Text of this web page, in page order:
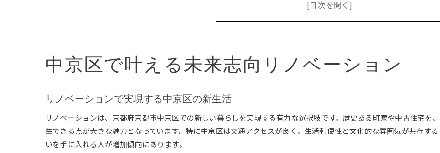
リノベーション会社選びで暮らしが変わる理由
町家リノベーションが生む新しい暮らし方
歴史×リノベーションで叶える心地よい空間
町家リノベーション物件の魅力と選び方
京都で快適暮らしを実現する方法
中京区で叶える未来志向リノベーション
リノベーションで実現する中京区の新生活
リノベーションは、京都府京都市中京区での新しい暮らしを実現する有力な選択肢です。歴史ある町家や中古住宅を
生できる点が大きな魅力となっています。特に中京区は交通アクセスが良く、生活利便性と文化的な雰囲気が共存す
いを手に入れる人が増加傾向にあります。